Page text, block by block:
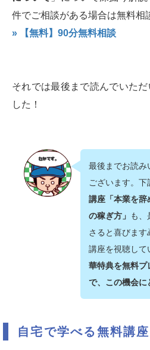
件でご相談がある場合は無料相
» 【無料】90分無料相談
それでは最後まで読んでいた
した！
最後までお読み
ございます。下
講座「本業を辞
の稼ぎ方」 も、
さると喜びます
講座を視聴して
華特典を無料プ
で、この機会に
自宅で学べる無料講座